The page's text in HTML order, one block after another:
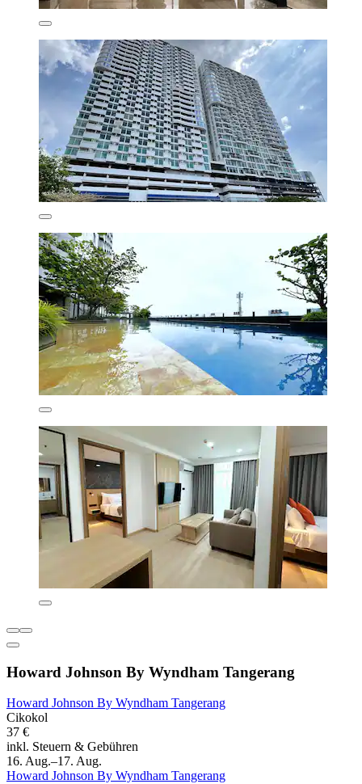
Howard Johnson By Wyndham Tangerang
Howard Johnson By Wyndham Tangerang
Cikokol
37 €
inkl. Steuern & Gebühren
16. Aug.–17. Aug.
Howard Johnson By Wyndham Tangerang